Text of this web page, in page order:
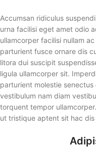
Accumsan ridiculus
urna facilisi eget amet odio
ullamcorper facilisi nullam
parturient fusce ornare dis
litora dui suscipit
ligula ullamcorper sit.
parturient molestie
vestibulum nam diam
torquent tempor
ut tristique aptent sit hac dis